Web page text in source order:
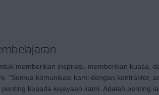
memberikan inspirasi, memberikan kuasa,
"Semua komunikasi kami dengan kontraktor,
kepada kejayaan kami. Adalah penting